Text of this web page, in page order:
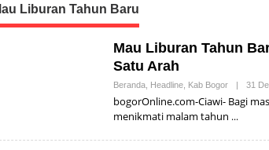
Liburan Tahun Baru
Mau Liburan Tahun
Satu Arah
Beranda Headline Kab Bogor | 31
bogorOnline.com-Ciawi- Bagi
menikmati malam tahun